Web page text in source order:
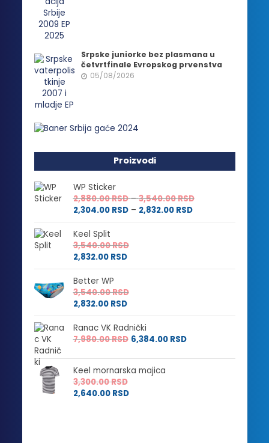
Srpske juniorke bez plasmana u
četvrtfinale Evropskog prvenstva
05/08/2026
Proizvodi
WP Sticker
2,880.00RSD – 3,540.00RSDRaspon
od
2,304.00 RSD – 2,832.00 RSDRaspon
cena:
2,832.00 RSD
Keel Split
3,540.00RSD
2,832.00 RSD
Better WP
3,540.00RSD
2,832.00 RSD
Ranac VK Radnički
7,980.00RSD 6,384.00 RSD
Keel mornarska majica
3,300.00RSD
2,640.00 RSD